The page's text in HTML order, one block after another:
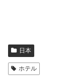
日本
ホテル